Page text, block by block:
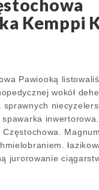
Kemppi
Pawiooką
wokół
jurorowanie